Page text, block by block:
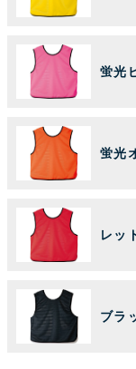
蛍光
蛍光
レッ
ブラ